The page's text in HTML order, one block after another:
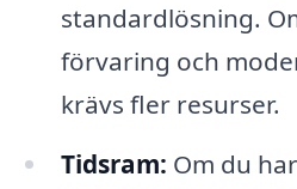
standardlösning.
förvaring och
krävs fler resurser.
Tidsram: Om du